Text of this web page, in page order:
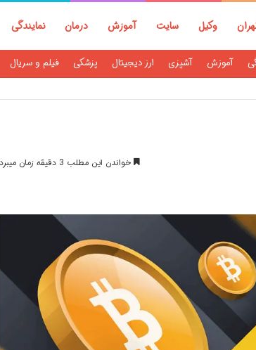
وکیل سایت آموزش درمان نمایندگی
آموزش آشپزی ارز دیجیتال پزشکی فیلم و سریال
خواندن این مطلب 3 دقیقه زمان میبرد